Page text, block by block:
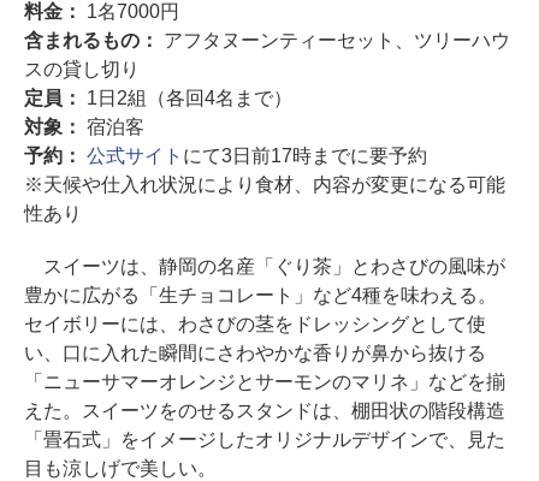
料金： 1名7000円
含まれるもの： アフタヌーンティーセット、ツリーハウ
スの貸し切り
定員： 1日2組（各回4名まで）
対象： 宿泊客
予約： 公式サイト にて3日前17時までに要予約
※天候や仕入れ状況により食材、内容が変更になる可能
性あり
スイーツは、静岡の名産「ぐり茶」とわさびの風味が
豊かに広がる「生チョコレート」など4種を味わえる。
セイボリーには、わさびの茎をドレッシングとして使
い、口に入れた瞬間にさわやかな香りが鼻から抜ける
「ニューサマーオレンジとサーモンのマリネ」などを揃
えた。スイーツをのせるスタンドは、棚田状の階段構造
「畳石式」をイメージしたオリジナルデザインで、見た
目も涼しげで美しい。